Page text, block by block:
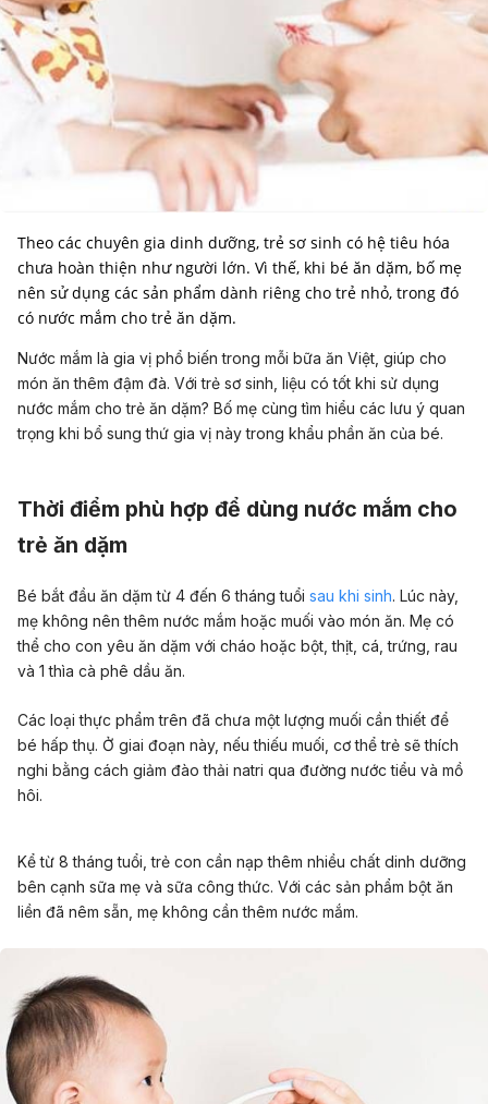
Theo các chuyên gia dinh dưỡng, trẻ sơ sinh có hệ tiêu hóa
chưa hoàn thiện như người lớn. Vì thế, khi bé ăn dặm, bố mẹ
nên sử dụng các sản phẩm dành riêng cho trẻ nhỏ, trong đó
có nước mắm cho trẻ ăn dặm.
Nước mắm là gia vị phổ biến trong mỗi bữa ăn Việt, giúp cho
món ăn thêm đậm đà. Với trẻ sơ sinh, liệu có tốt khi sử dụng
nước mắm cho trẻ ăn dặm? Bố mẹ cùng tìm hiểu các lưu ý quan
trọng khi bổ sung thứ gia vị này trong khẩu phần ăn của bé.
Thời điểm phù hợp để dùng nước mắm cho
trẻ ăn dặm
Bé bắt đầu ăn dặm từ 4 đến 6 tháng tuổi sau khi sinh. Lúc này,
mẹ không nên thêm nước mắm hoặc muối vào món ăn. Mẹ có
thể cho con yêu ăn dặm với cháo hoặc bột, thịt, cá, trứng, rau
và 1 thìa cà phê dầu ăn.
Các loại thực phẩm trên đã chưa một lượng muối cần thiết để
bé hấp thụ. Ở giai đoạn này, nếu thiếu muối, cơ thể trẻ sẽ thích
nghi bằng cách giảm đào thải natri qua đường nước tiểu và mồ
hôi.
Kể từ 8 tháng tuổi, trẻ con cần nạp thêm nhiều chất dinh dưỡng
bên cạnh sữa mẹ và sữa công thức. Với các sản phẩm bột ăn
liền đã nêm sẵn, mẹ không cần thêm nước mắm.